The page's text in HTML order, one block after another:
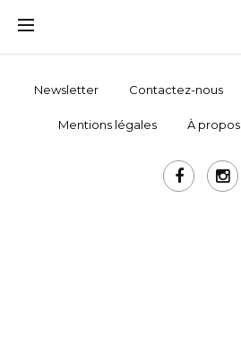
Newsletter Contactez-nous
Mentions légales À propos